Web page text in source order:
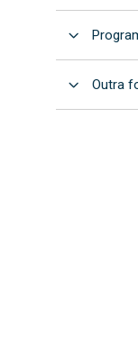
Abrir
Abrir
Outra